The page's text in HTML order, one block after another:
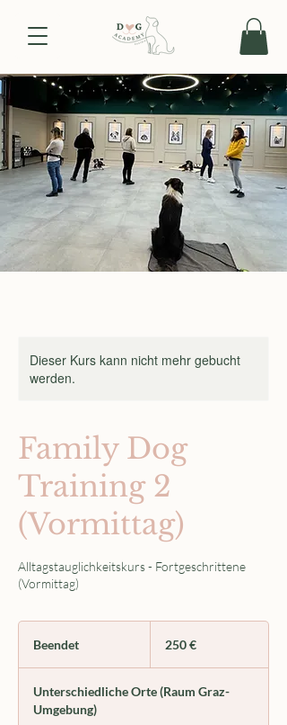
Dieser Kurs kann nicht mehr gebucht
werden.
Family Dog
Training 2
(Vormittag)
Alltagstauglichkeitskurs - Fortgeschrittene
(Vormittag)
Beendet
n
d
250 €
Unterschiedliche Orte (Raum Graz-
Umgebung)